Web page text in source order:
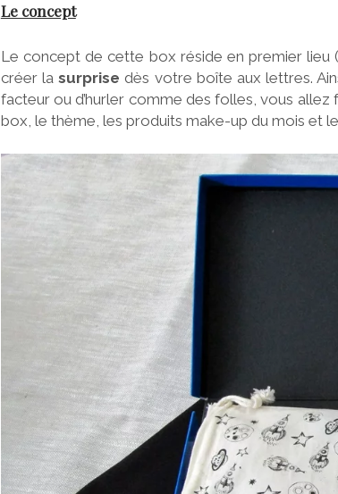
Le concept
Le concept de cette box réside en premier
créer lasurprise dès votre boîte aux lettres.
facteur ou d’hurler comme des folles, vous
box, le thème, les produits make-up du mois et